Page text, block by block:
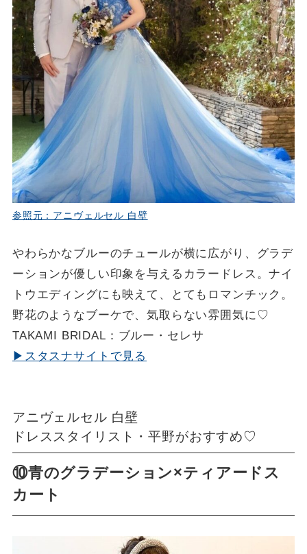
参照元：アニヴェルセル 白壁
やわらかなブルーのチュールが横に広がり、グラデ
ーションが優しい印象を与えるカラードレス。ナイ
トウエディングにも映えて、とてもロマンチック。
野花のようなブーケで、気取らない雰囲気に♡
TAKAMI BRIDAL：ブルー・セレサ
▶スタスナサイトで見る
アニヴェルセル 白壁
ドレススタイリスト・平野がおすすめ♡
⑩青のグラデーション×ティアードス
カート